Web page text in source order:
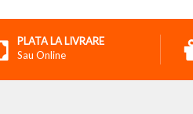
PLATA LA LIVRARE
Sau Online